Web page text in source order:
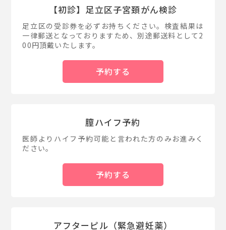
【初診】足立区子宮頚がん検診
足立区の受診券を必ずお持ちください。検査結果は
一律郵送となっておりますため、別途郵送料として2
00円頂戴いたします。
予約する
膣ハイフ予約
医師よりハイフ予約可能と言われた方のみお進みく
ださい。
予約する
アフターピル（緊急避妊薬）